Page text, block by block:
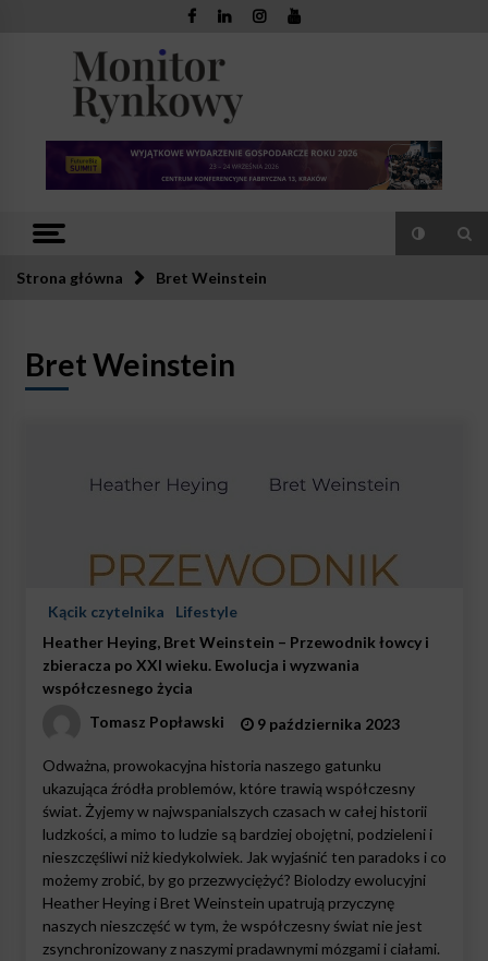
Monitor
Rynkowy
Strona główna Bret Weinstein
Bret Weinstein
Kącik czytelnika
Lifestyle
Heather Heying, Bret Weinstein – Przewodnik łowcy i
zbieracza po XXI wieku. Ewolucja i wyzwania
współczesnego życia
Tomasz Popławski
9 października 2023
Odważna, prowokacyjna historia naszego gatunku
ukazująca źródła problemów, które trawią współczesny
świat. Żyjemy w najwspanialszych czasach w całej historii
ludzkości, a mimo to ludzie są bardziej obojętni, podzieleni i
nieszczęśliwi niż kiedykolwiek. Jak wyjaśnić ten paradoks i co
możemy zrobić, by go przezwyciężyć? Biolodzy ewolucyjni
Heather Heying i Bret Weinstein upatrują przyczynę
naszych nieszczęść w tym, że współczesny świat nie jest
zsynchronizowany z naszymi pradawnymi mózgami i ciałami.